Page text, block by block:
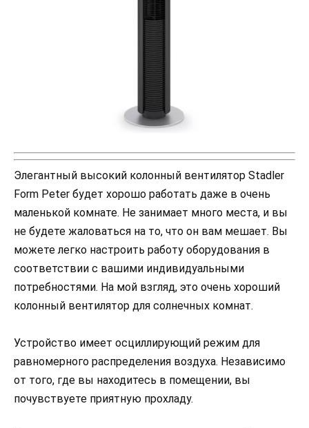
Элегантный высокий колонный вентилятор Stadler
Form Peter будет хорошо работать даже в очень
маленькой комнате. Не занимает много места, и вы
не будете жаловаться на то, что он вам мешает. Вы
можете легко настроить работу оборудования в
соответствии с вашими индивидуальными
потребностями. На мой взгляд, это очень хороший
колонный вентилятор для солнечных комнат.
Устройство имеет осциллирующий режим для
равномерного распределения воздуха. Независимо
от того, где вы находитесь в помещении, вы
почувствуете приятную прохладу.